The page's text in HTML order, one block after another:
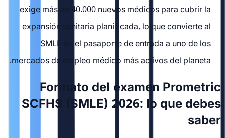
exige más de 40.000 nuevos médicos para cubrir la
expansión sanitaria planificada, lo que convierte al
SMLE en el pasaporte de entrada a uno de los
mercados de empleo médico más activos del planeta.
Formato del examen Prometric
SCFHS (SMLE) 2026: lo que debes
saber